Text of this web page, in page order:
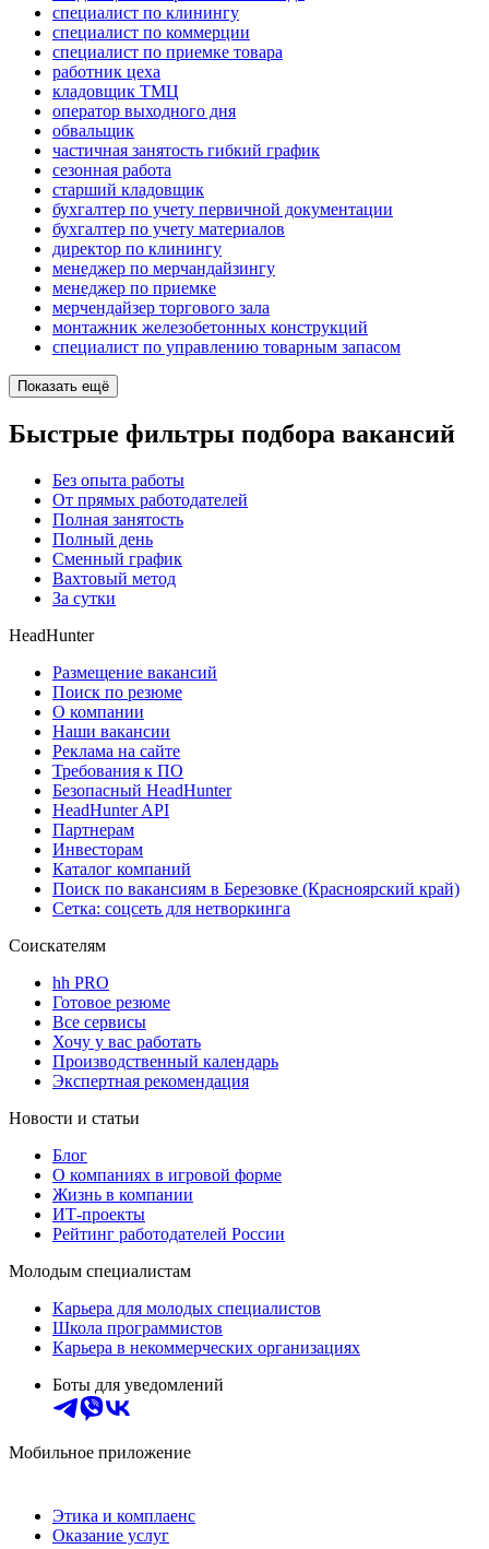
специалист по клинингу
специалист по коммерции
специалист по приемке товара
работник цеха
кладовщик ТМЦ
оператор выходного дня
обвальщик
частичная занятость гибкий график
сезонная работа
старший кладовщик
бухгалтер по учету первичной документации
бухгалтер по учету материалов
директор по клинингу
менеджер по мерчандайзингу
менеджер по приемке
мерчендайзер торгового зала
монтажник железобетонных конструкций
специалист по управлению товарным запасом
Показать ещё
Быстрые фильтры подбора вакансий
Без опыта работы
От прямых работодателей
Полная занятость
Полный день
Сменный график
Вахтовый метод
За сутки
HeadHunter
Размещение вакансий
Поиск по резюме
О компании
Наши вакансии
Реклама на сайте
Требования к ПО
Безопасный HeadHunter
HeadHunter API
Партнерам
Инвесторам
Каталог компаний
Поиск по вакансиям в Березовке (Красноярский край)
Сетка: соцсеть для нетворкинга
Соискателям
hh PRO
Готовое резюме
Все сервисы
Хочу у вас работать
Производственный календарь
Экспертная рекомендация
Новости и статьи
Блог
О компаниях в игровой форме
Жизнь в компании
ИТ-проекты
Рейтинг работодателей России
Молодым специалистам
Карьера для молодых специалистов
Школа программистов
Карьера в некоммерческих организациях
Боты для уведомлений
Мобильное приложение
Этика и комплаенс
Оказание услуг